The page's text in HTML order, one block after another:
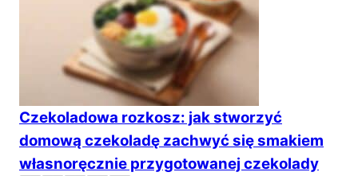
Czekoladowa rozkosz: jak stworzyć
domową czekoladę zachwyć się smakiem
własnoręcznie przygotowanej czekolady